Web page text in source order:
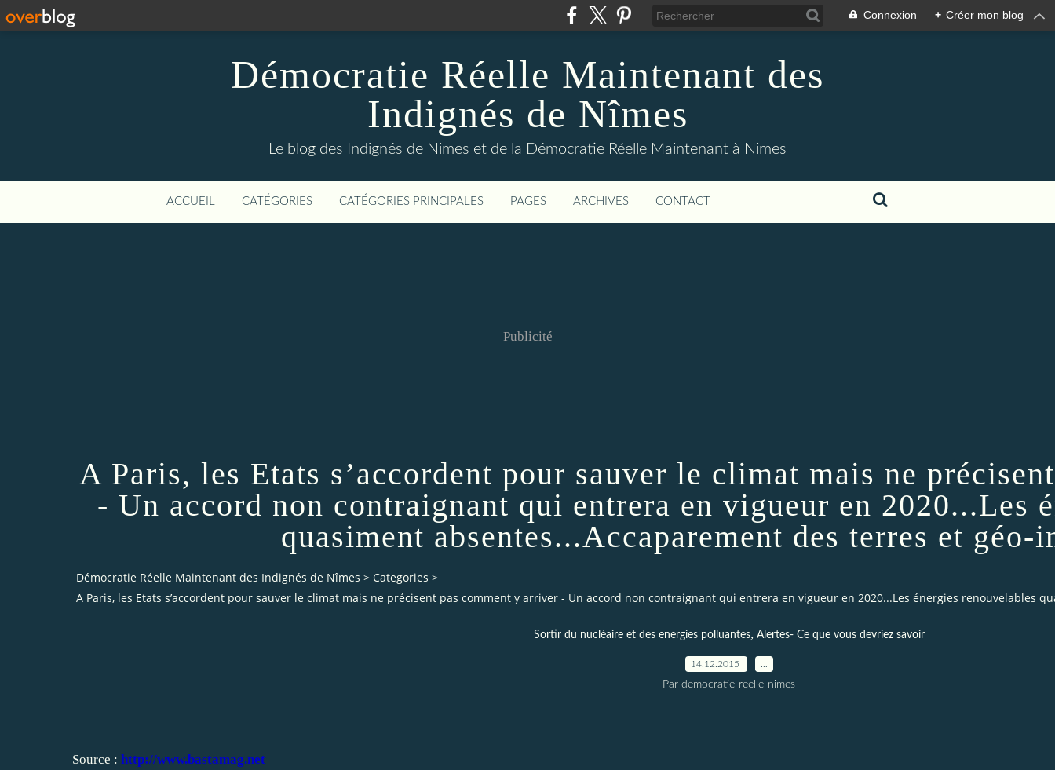
Connexion + Créer mon blog
Démocratie Réelle Maintenant des
Indignés de Nîmes
Le blog des Indignés de Nimes et de la Démocratie Réelle Maintenant à Nimes
ACCUEIL CATÉGORIES CATÉGORIES PRINCIPALES PAGES ARCHIVES CONTACT
Publicité
A Paris, les Etats s’accordent pour sauver le climat mais ne
- Un accord non contraignant qui entrera en vigueur en 2020...Les
quasiment absentes...Accaparement des terres et géo-
Démocratie Réelle Maintenant des Indignés de Nîmes > Categories >
A Paris, les Etats s’accordent pour sauver le climat mais ne précisent pas comment y arriver - Un accord non contraignant qui entrera en vigueur en 2020...Les énergies renouvelables
Sortir du nucléaire et des energies polluantes, Alertes- Ce que vous devriez savoir
14.12.2015
Par democratie-reelle-nimes
Source : http://www.bastamag.net